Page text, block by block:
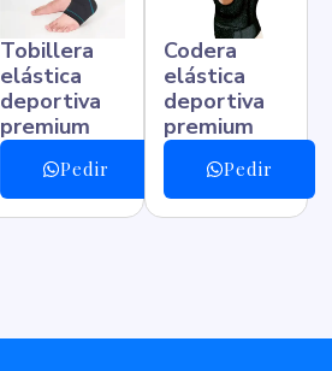
Tobillera
elástica
deportiva
premium
Pedir
Codera
elástica
deportiva
premium
Pedir